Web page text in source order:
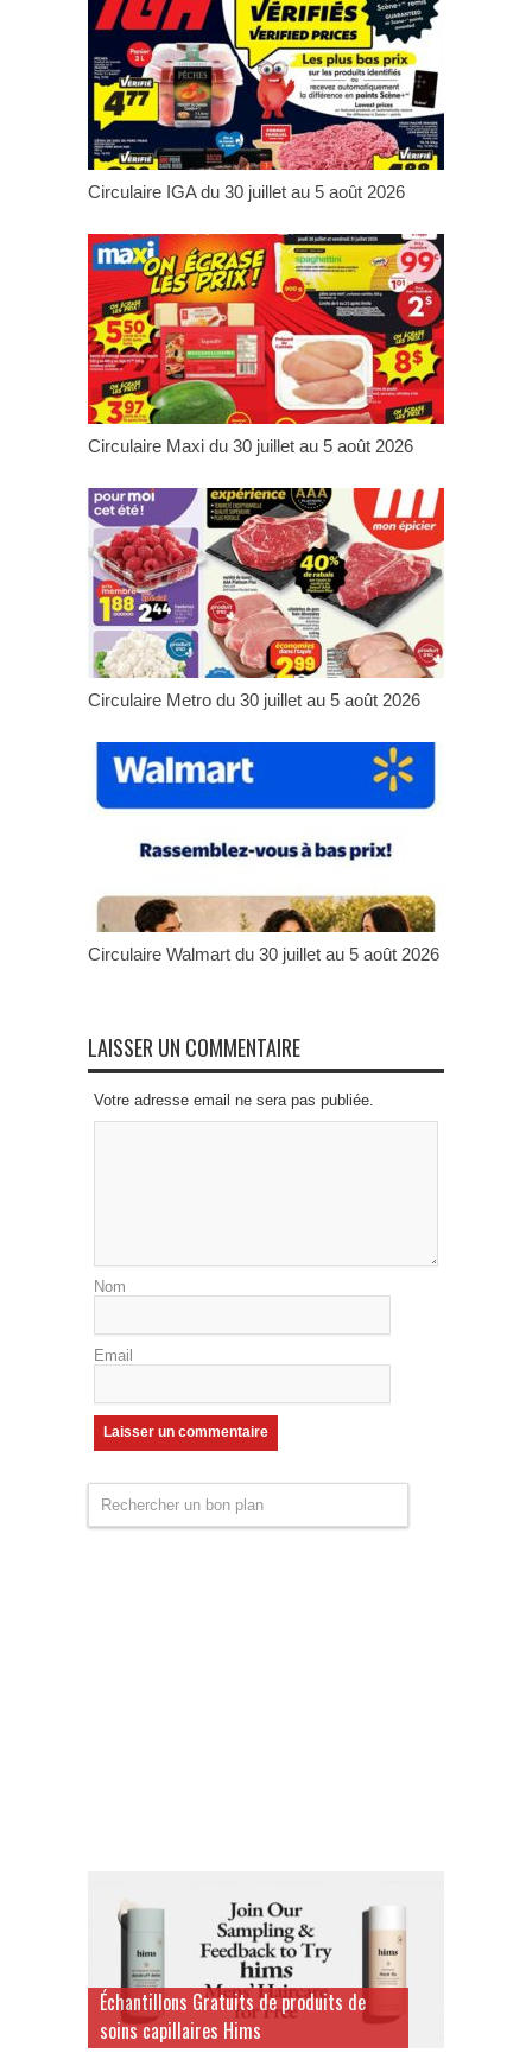
Circulaire IGA du 30 juillet au 5 août 2026
Circulaire Maxi du 30 juillet au 5 août 2026
Circulaire Metro du 30 juillet au 5 août 2026
Circulaire Walmart du 30 juillet au 5 août 2026
LAISSER UN COMMENTAIRE
Votre adresse email ne sera pas publiée.
Nom
Email
Échantillons Gratuits de produits de
soins capillaires Hims